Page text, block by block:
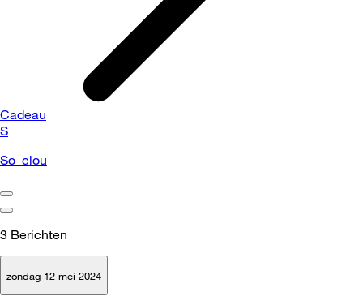
Cadeau
S
So_clou
3 Berichten
zondag 12 mei 2024